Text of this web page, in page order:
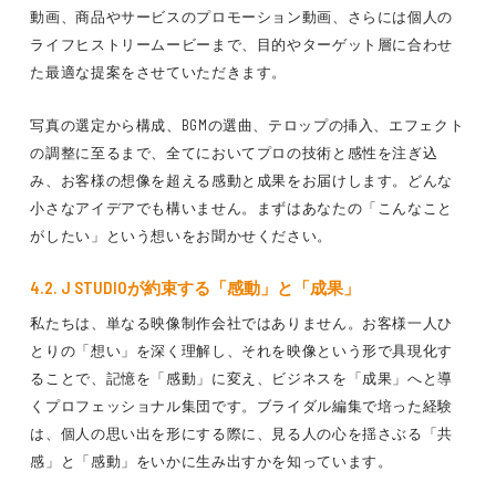
動画、商品やサービスのプロモーション動画、さらには個人の
ライフヒストリームービーまで、目的やターゲット層に合わせ
た最適な提案をさせていただきます。
写真の選定から構成、BGMの選曲、テロップの挿入、エフェクト
の調整に至るまで、全てにおいてプロの技術と感性を注ぎ込
み、お客様の想像を超える感動と成果をお届けします。どんな
小さなアイデアでも構いません。まずはあなたの「こんなこと
がしたい」という想いをお聞かせください。
4.2. J STUDIOが約束する「感動」と「成果」
私たちは、単なる映像制作会社ではありません。お客様一人ひ
とりの「想い」を深く理解し、それを映像という形で具現化す
ることで、記憶を「感動」に変え、ビジネスを「成果」へと導
くプロフェッショナル集団です。ブライダル編集で培った経験
は、個人の思い出を形にする際に、見る人の心を揺さぶる「共
感」と「感動」をいかに生み出すかを知っています。